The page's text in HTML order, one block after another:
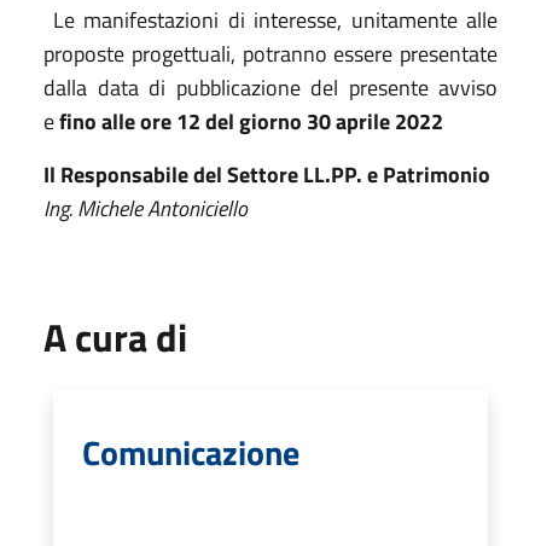
Le manifestazioni di interesse, unitamente alle
proposte progettuali, potranno essere presentate
dalla data di pubblicazione del presente avviso
efino alle ore 12 del giorno 30 aprile 2022
Il Responsabile del Settore LL.PP. e Patrimonio
Ing. Michele Antoniciello
A cura di
Comunicazione